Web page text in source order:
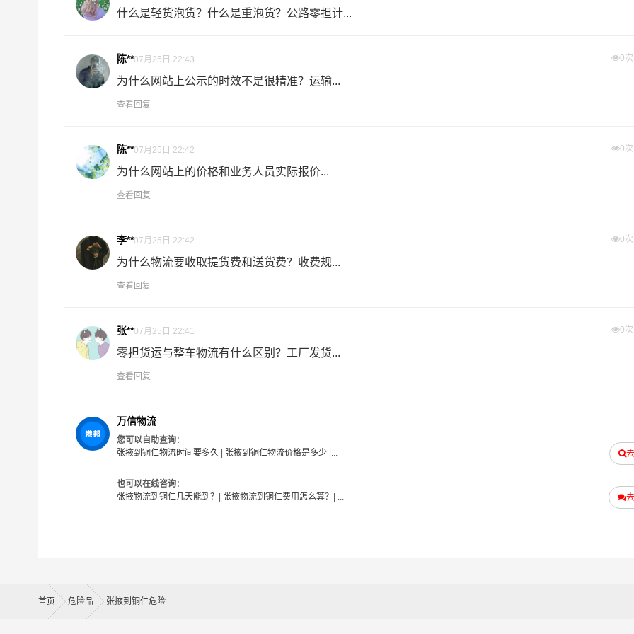
二项：有机过氧化物
毒性物质和感染性物质 （化学药品、试剂毒性）
八类：腐蚀性物质（硝酸、硫酸、氢氯酸、氢溴酸、氢碘酸、高氯酸）
服务优势
1、张掖到铜仁危险品运输公司拥有危险品运输相关资质，证件齐全。
3、专业从事危险品运输十年以上经验，为客户解决危险品运输、危化品运输后顾之忧。
普通运输：全国分公司及办事处履盖全国1500多个城市，为客户提供全国危险货物运输服务，零担危险货物配送最
里的无忧配送。
卡班运输：张掖危险品物流的核心产品之一，卡车航班为您提供安全、准时、无忧、经济的全国运输，高品质服务
整车快运：全程箱车运输，确保货物运输过程中包装及货物品质的高度安全，全程GPS车载定位系统实时监控，京
品物流让您随时随地掌控货物在途信息。
什么是轻货泡货？什么是重泡货？公路零担计...
陈**07月25日 22:43 0次
为什么网站上公示的时效不是很精准？运输...
查看回复
陈**07月25日 22:42 0次
为什么网站上的价格和业务人员实际报价...
查看回复
李**07月25日 22:42 0次
为什么物流要收取提货费和送货费？收费规...
查看回复
张**07月25日 22:41 0次
零担货运与整车物流有什么区别？工厂发货...
查看回复
万信物流
您可以自助查询：
张掖到铜仁物流时间要多久 | 张掖到铜仁物流价格是多少|...
也可以在线咨询：
张掖物流到铜仁几天能到？ | 张掖物流到铜仁费用怎么算？ | ...
首页 危险品 张掖到铜仁危险品运输公司